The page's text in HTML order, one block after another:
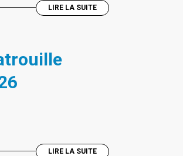
LIRE LA SUITE
LIRE LA SUITE